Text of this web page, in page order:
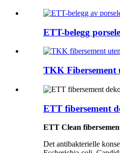
ETT-belegg
TKK Fibersement
ETT fibersement
ETT Clean
Det antibakterielle